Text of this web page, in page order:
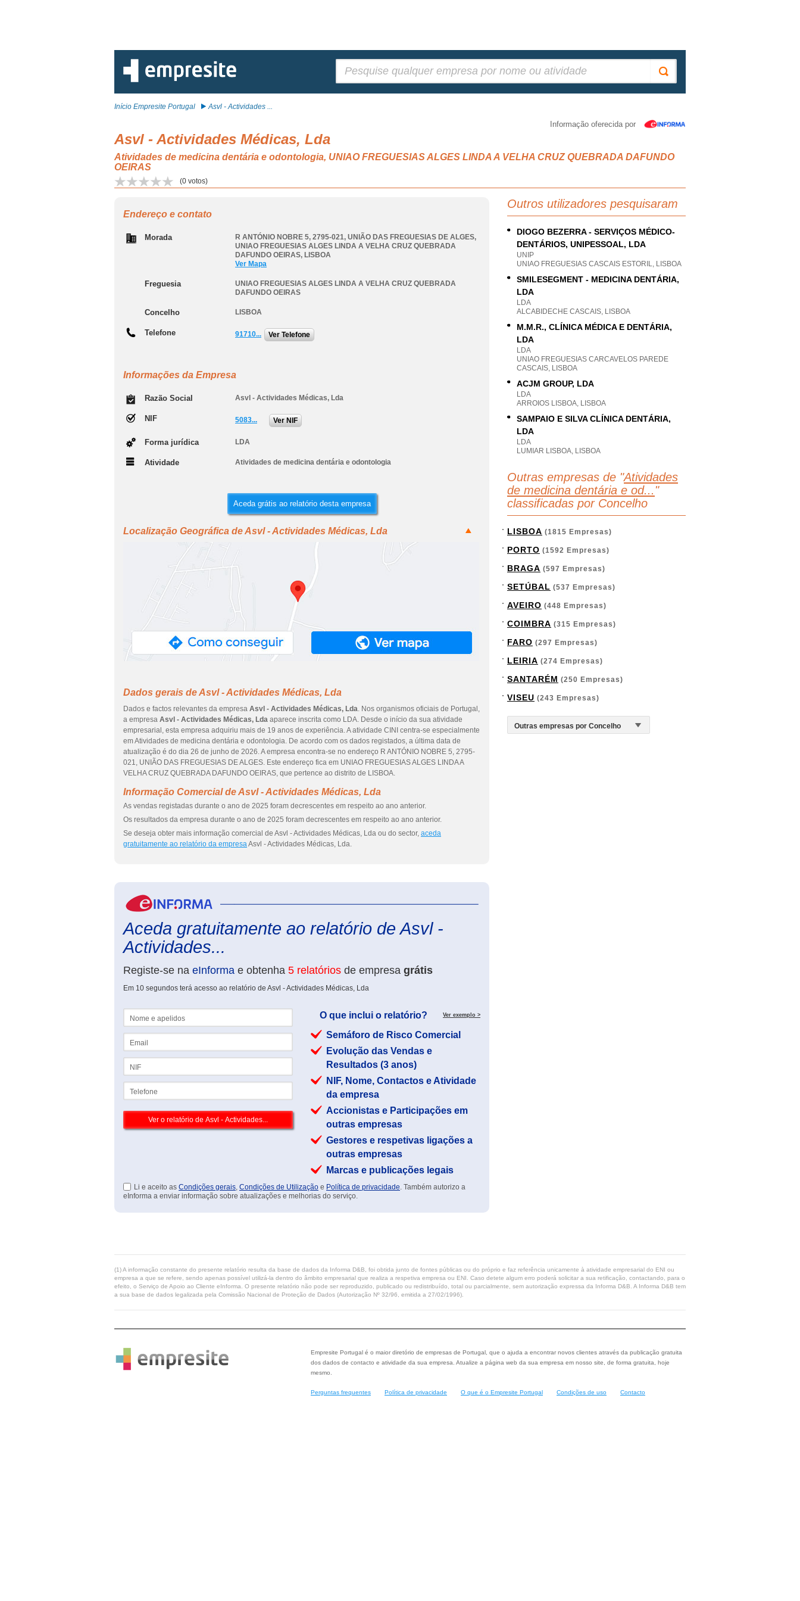
Início Empresite Portugal Asvl - Actividades ...
Informação oferecida por
Asvl - Actividades Médicas, Lda
Atividades de medicina dentária e odontologia, UNIAO FREGUESIAS ALGES LINDA A VELHA CRUZ QUEBRADA DAFUNDO
OEIRAS
(0 votos)
Endereço e contato
Morada R ANTÓNIO NOBRE 5, 2795-021, UNIÃO DAS FREGUESIAS DE ALGES,
UNIAO FREGUESIAS ALGES LINDA A VELHA CRUZ QUEBRADA
DAFUNDO OEIRAS, LISBOA
Ver Mapa
Freguesia
UNIAO FREGUESIAS ALGES LINDA A VELHA CRUZ QUEBRADA
DAFUNDO OEIRAS
Concelho LISBOA
Telefone 91710... Ver Telefone
Informações da Empresa
Razão Social Asvl - Actividades Médicas, Lda
NIF 5083... Ver NIF
Forma jurídica LDA
Atividade Atividades de medicina dentária e odontologia
Aceda grátis ao relatório desta empresa
Localização Geográfica de Asvl - Actividades Médicas, Lda
Dados gerais de Asvl - Actividades Médicas, Lda
Dados e factos relevantes da empresa Asvl - Actividades Médicas, Lda. Nos organismos oficiais de Portugal,
a empresa Asvl - Actividades Médicas, Lda aparece inscrita como LDA. Desde o início da sua atividade
empresarial, esta empresa adquiriu mais de 19 anos de experiência. A atividade CINI centra-se especialmente
em Atividades de medicina dentária e odontologia. De acordo com os dados registados, a última data de
atualização é do dia 26 de junho de 2026. A empresa encontra-se no endereço R ANTÓNIO NOBRE 5, 2795-
021, UNIÃO DAS FREGUESIAS DE ALGES. Este endereço fica em UNIAO FREGUESIAS ALGES LINDA A
VELHA CRUZ QUEBRADA DAFUNDO OEIRAS, que pertence ao distrito de LISBOA.
Informação Comercial de Asvl - Actividades Médicas, Lda
As vendas registadas durante o ano de 2025 foram decrescentes em respeito ao ano anterior.
Os resultados da empresa durante o ano de 2025 foram decrescentes em respeito ao ano anterior.
Se deseja obter mais informação comercial de Asvl - Actividades Médicas, Lda ou do sector, aceda
gratuitamente ao relatório da empresaAsvl - Actividades Médicas, Lda.
Aceda gratuitamente ao relatório de Asvl -
Actividades...
Registe-se na eInforma e obtenha 5 relatórios de empresa grátis
Em 10 segundos terá acesso ao relatório de Asvl - Actividades Médicas, Lda
O que inclui o relatório? Ver exemplo >
Semáforo de Risco Comercial
Evolução das Vendas e
Resultados (3 anos)
NIF, Nome, Contactos e Atividade
da empresa
Accionistas e Participações em
outras empresas
Gestores e respetivas ligações a
outras empresas
Marcas e publicações legais
Li e aceito as Condições gerais, Condições de Utilização e Política de privacidade. Também autorizo a
eInforma a enviar informação sobre atualizações e melhorias do serviço.
Outros utilizadores pesquisaram
DIOGO BEZERRA - SERVIÇOS MÉDICO-
DENTÁRIOS, UNIPESSOAL, LDA
UNIP
UNIAO FREGUESIAS CASCAIS ESTORIL, LISBOA
SMILESEGMENT - MEDICINA DENTÁRIA,
LDA
LDA
ALCABIDECHE CASCAIS, LISBOA
M.M.R., CLÍNICA MÉDICA E DENTÁRIA,
LDA
LDA
UNIAO FREGUESIAS CARCAVELOS PAREDE
CASCAIS, LISBOA
ACJM GROUP, LDA
LDA
ARROIOS LISBOA, LISBOA
SAMPAIO E SILVA CLÍNICA DENTÁRIA,
LDA
LDA
LUMIAR LISBOA, LISBOA
Outras empresas de "Atividades
de medicina dentária e od... "
classificadas por Concelho
LISBOA (1815 Empresas)
PORTO (1592 Empresas)
BRAGA (597 Empresas)
SETÚBAL (537 Empresas)
AVEIRO (448 Empresas)
COIMBRA (315 Empresas)
FARO (297 Empresas)
LEIRIA (274 Empresas)
SANTARÉM (250 Empresas)
VISEU (243 Empresas)
(1) A informação constante do presente relatório resulta da base de dados da Informa D&B, foi obtida junto de fontes públicas ou do próprio e faz referência unicamente à atividade empresarial do ENI ou
empresa a que se refere, sendo apenas possível utilizá-la dentro do âmbito empresarial que realiza a respetiva empresa ou ENI. Caso detete algum erro poderá solicitar a sua retificação, contactando, para o
efeito, o Serviço de Apoio ao Cliente eInforma. O presente relatório não pode ser reproduzido, publicado ou redistribuído, total ou parcialmente, sem autorização expressa da Informa D&B. A Informa D&B tem
a sua base de dados legalizada pela Comissão Nacional de Proteção de Dados (Autorização Nº 32/96, emitida a 27/02/1996).
Empresite Portugal é o maior diretório de empresas de Portugal, que o ajuda a encontrar novos clientes através da publicação gratuita
dos dados de contacto e atividade da sua empresa. Atualize a página web da sua empresa em nosso site, de forma gratuita, hoje
mesmo.
Perguntas frequentes Política de privacidade O que é o Empresite Portugal Condições de uso Contacto